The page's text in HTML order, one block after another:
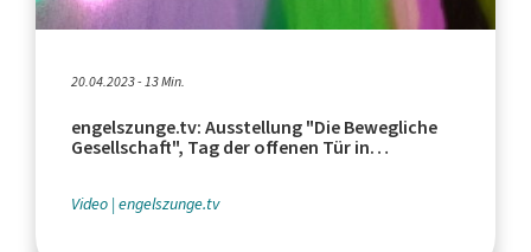
20.04.2023 - 13 Min.
engelszunge.tv: Ausstellung "Die Bewegliche
Gesellschaft", Tag der offenen Tür in
Video engelszunge.tv